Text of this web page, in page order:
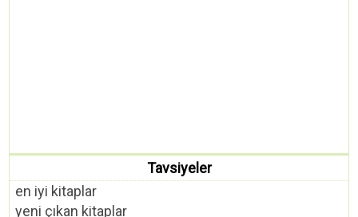
Tavsiyeler
en iyi kitaplar
yeni çıkan kitaplar